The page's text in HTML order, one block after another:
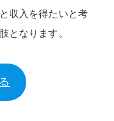
収入を得たいと考
となります。